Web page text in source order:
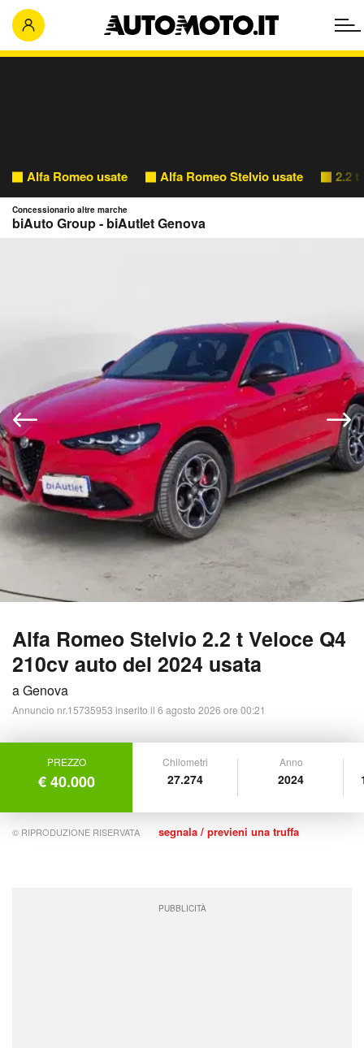
Alfa Romeo usate Alfa Romeo Stelvio usate 2.2 t
Alfa Romeo Stelvio 2.2 t Veloce Q4
210cv auto del 2024 usata
a Genova
Annuncio nr.15735953 inserito il 6 agosto 2026 ore 00:21
Concessionario altre marche
biAuto Group - biAutlet Genova
PREZZO
€ 40.000
Chilometri
27.274
Anno
2024
© RIPRODUZIONE RISERVATA segnala / previeni una truffa
PUBBLICITÀ